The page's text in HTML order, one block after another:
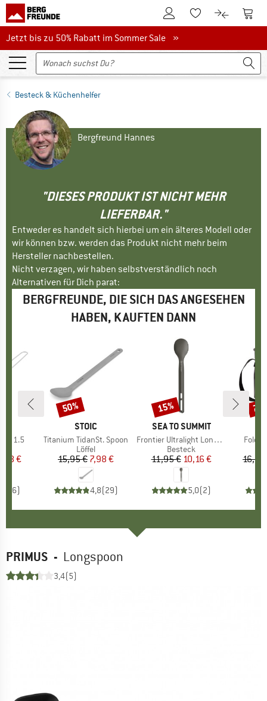
Zum KundenkontoZum Merkzettel.
Zum Zum
Jetzt bis zu 50% Rabatt im Sommer Sale
Jetzt bis zu 50% Rabatt im Sommer Sale »
Besteck & Küchenhelfer
Bergfreund Hannes
"DIESES PRODUKT IST NICHT MEHR
LIEFERBAR."
Entweder es handelt sich hierbei um ein älteres Modell oder
wir können bzw. werden das Produkt nicht mehr beim
Hersteller nachbestellen.
Nicht verzagen, wir haben selbstverständlich noch
Alternativen für Dich parat:
BERGFREUNDE, DIE SICH DAS ANGESEHEN
HABEN, KAUFTEN DANN
1.5
Preis
€
6)
MARKE
STOIC
Artikel
Titanium TidanSt. Spoon
Produktgruppe
Löffel
Preis
15,95 €reduzierter Preis
7,98 €
4,8(29)
Rabatt
50%
MARKE
SEA TO SUMMIT
Artikel
Frontier Ultralight Long Handle Spoon
Produktgruppe
Besteck
Preis
11,95 €reduzierter Preis
10,16 €
5,0(2)
Rabatt
15%
Artikel
16,95
PRIMUS - Longspoon
3,4(5)